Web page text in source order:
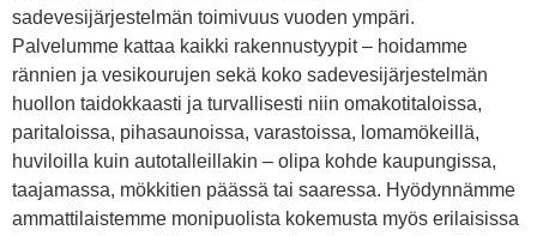
sadevesijärjestelmän toimivuus vuoden ympäri.
Palvelumme kattaa kaikki rakennustyypit – hoidamme
rännien ja vesikourujen sekä koko sadevesijärjestelmän
huollon taidokkaasti ja turvallisesti niin omakotitaloissa,
paritaloissa, pihasaunoissa, varastoissa, lomamökeillä,
huviloilla kuin autotalleillakin – olipa kohde kaupungissa,
taajamassa, mökkitien päässä tai saaressa. Hyödynnämme
ammattilaistemme monipuolista kokemusta myös erilaisissa